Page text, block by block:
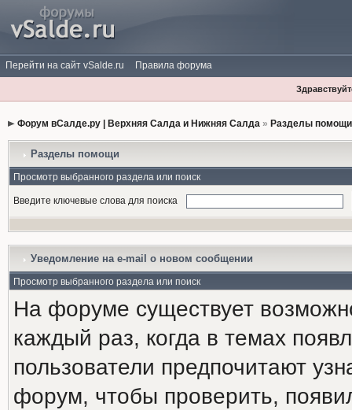
Перейти на сайт vSalde.ru Правила форума
Форум вСалде.ру | Верхняя Салда и Нижняя Салда» Разделы
Разделы помощи
Просмотр выбранного раздела или поиск
Введите ключевые слова для поиска
Уведомление на е-mail о новом сообщении
Просмотр выбранного раздела или поиск
На форуме существует
каждый раз, когда в темах
пользователи предпочитают
форум, чтобы проверить,